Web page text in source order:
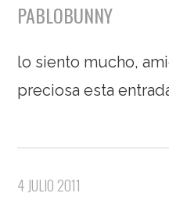
PABLOBUNNY
lo siento mucho,
preciosa esta
4 JULIO 2011